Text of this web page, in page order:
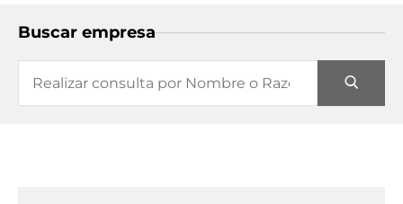
Buscar empresa